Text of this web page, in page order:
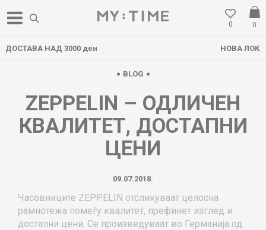
0
0
НОВА ЛОКАЦИЈА ВО ГОСТИВАР
BLOG
ZEPPELIN – ОДЛИЧЕН
КВАЛИТЕТ, ДОСТАПНИ
ЦЕНИ
09.07.2018.
Часовниците ZEPPELIN отсликуваат целосна
рамнотежа помеѓу квалитет, префинет изглед и
достапни цени. Се произведуваат во Германија од